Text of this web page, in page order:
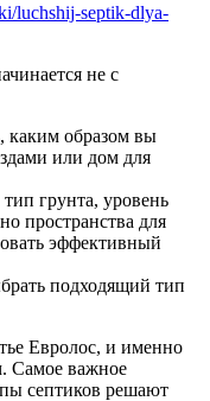
luchshij-septik-dlya-
не с
каким образом вы
или дом для
грунта, уровень
пространства для
эффективный
подходящий тип
Евролос, и именно
Самое важное
септиков решают